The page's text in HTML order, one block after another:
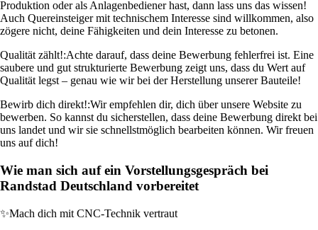
Produktion oder als Anlagenbediener hast, dann lass uns das wissen!
Auch Quereinsteiger mit technischem Interesse sind willkommen, also
zögere nicht, deine Fähigkeiten und dein Interesse zu betonen.
Qualität zählt!:Achte darauf, dass deine Bewerbung fehlerfrei ist. Eine
saubere und gut strukturierte Bewerbung zeigt uns, dass du Wert auf
Qualität legst – genau wie wir bei der Herstellung unserer Bauteile!
Bewirb dich direkt!:Wir empfehlen dir, dich über unsere Website zu
bewerben. So kannst du sicherstellen, dass deine Bewerbung direkt bei
uns landet und wir sie schnellstmöglich bearbeiten können. Wir freuen
uns auf dich!
Wie man sich auf ein Vorstellungsgespräch bei
Randstad Deutschland vorbereitet
✨Mach dich mit CNC-Technik vertraut